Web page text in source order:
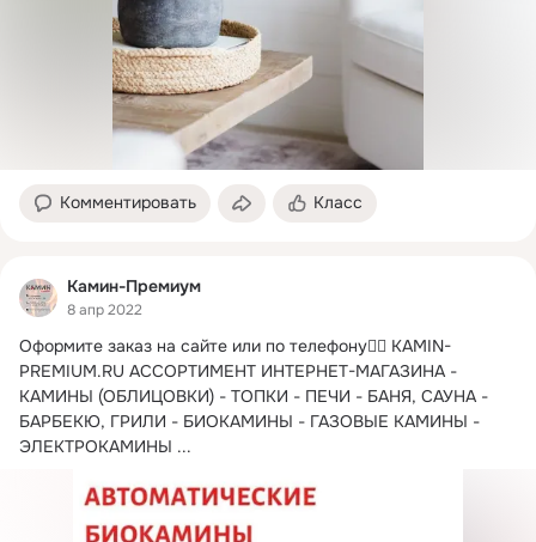
Комментировать Класс
Камин-Премиум
8 апр 2022
Оформите заказ на сайте или по телефону👇🏻 KAMIN-
PREMIUM.RU АССОРТИМЕНТ ИНТЕРНЕТ-МАГАЗИНА -
КАМИНЫ (ОБЛИЦОВКИ) - ТОПКИ - ПЕЧИ - БАНЯ, САУНА -
БАРБЕКЮ, ГРИЛИ - БИОКАМИНЫ - ГАЗОВЫЕ КАМИНЫ -
ЭЛЕКТРОКАМИНЫ ...